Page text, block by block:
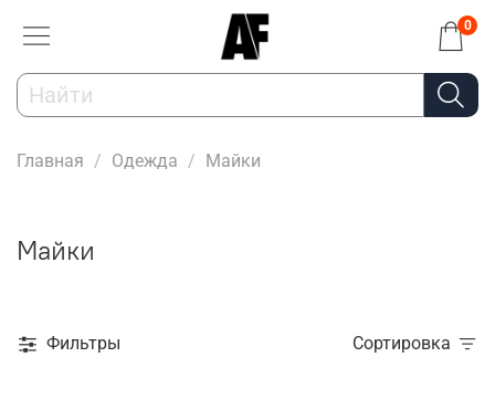
0
Главная Одежда Майки
Майки
Фильтры Сортировка